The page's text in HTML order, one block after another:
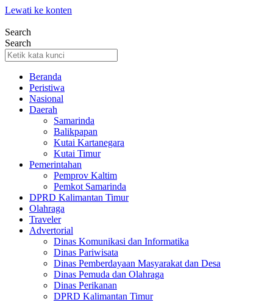
Lewati ke konten
Search
Search
Beranda
Peristiwa
Nasional
Daerah
Samarinda
Balikpapan
Kutai Kartanegara
Kutai Timur
Pemerintahan
Pemprov Kaltim
Pemkot Samarinda
DPRD Kalimantan Timur
Olahraga
Traveler
Advertorial
Dinas Komunikasi dan Informatika
Dinas Pariwisata
Dinas Pemberdayaan Masyarakat dan Desa
Dinas Pemuda dan Olahraga
Dinas Perikanan
DPRD Kalimantan Timur